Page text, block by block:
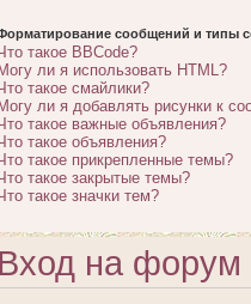
сообщений и типы
такое BBCode?
Могу ли я использовать HTML?
такое смайлики?
Могу ли я добавлять рисунки к
такое важные объявления?
такое объявления?
такое прикрепленные темы?
такое закрытые темы?
такое значки тем?
Вход на форум